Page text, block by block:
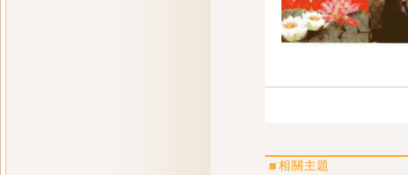
相關主題